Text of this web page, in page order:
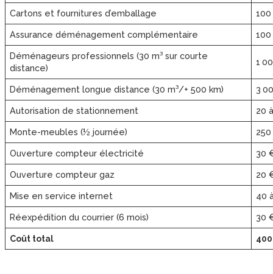
Cartons et fournitures d’emballage
Assurance déménagement complémentaire
Déménageurs professionnels (30 m³ sur courte
distance)
1
Déménagement longue distance (30 m³/+ 500 km) 3
Autorisation de stationnement 20
Monte-meubles (½ journée)
Ouverture compteur électricité 30
Ouverture compteur gaz 20
Mise en service internet 40
Réexpédition du courrier (6 mois) 30
Coût total